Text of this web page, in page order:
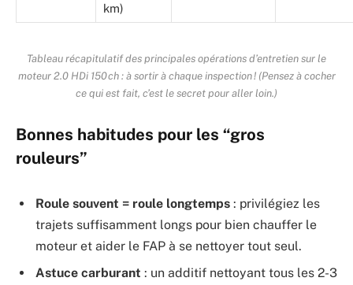
km)
Tableau récapitulatif des principales opérations d’entretien sur le
moteur 2.0 HDi 150 ch : à sortir à chaque inspection ! (Pensez à cocher
ce qui est fait, c’est le secret pour aller loin.)
Bonnes habitudes pour les “gros
rouleurs”
Roule souvent = roule longtemps : privilégiez les
trajets suffisamment longs pour bien chauffer le
moteur et aider le FAP à se nettoyer tout seul.
Astuce carburant : un additif nettoyant tous les 2-3